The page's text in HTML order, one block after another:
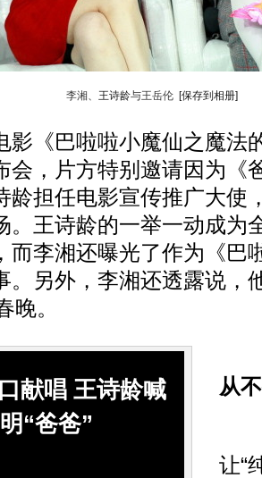
李湘、 王诗龄与王岳伦 [保存到相册]
《巴啦啦小魔仙之魔法
会，片方特别邀请因为《
龄担任电影宣传推广大使
。王诗龄的一举一动成为
而李湘还曝光了作为《巴
。另外，李湘还透露说，
晚。
献唱 王诗龄喊
“爸爸”
从
让“